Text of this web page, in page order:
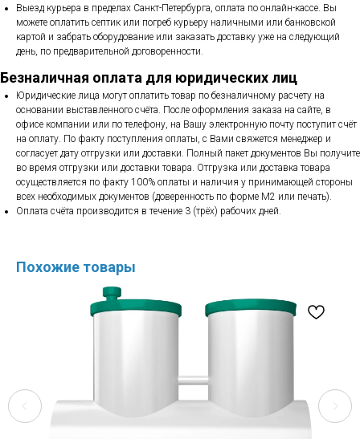
Выезд курьера в пределах Санкт-Петербурга, оплата по онлайн-кассе. Вы
можете оплатить септик или погреб курьеру наличными или банковской
картой и забрать оборудование или заказать доставку уже на следующий
день, по предварительной договоренности.
Безналичная оплата для юридических лиц
Юридические лица могут оплатить товар по безналичному расчету на
основании выставленного счёта. После оформления заказа на сайте, в
офисе компании или по телефону, на Вашу электронную почту поступит счёт
на оплату. По факту поступления оплаты, с Вами свяжется менеджер и
согласует дату отгрузки или доставки. Полный пакет документов Вы получите
во время отгрузки или доставки товара. Отгрузка или доставка товара
осуществляется по факту 100% оплаты и наличия у принимающей стороны
всех необходимых документов (доверенность по форме М2 или печать).
Оплата счёта производится в течение 3 (трёх) рабочих дней.
Похожие товары